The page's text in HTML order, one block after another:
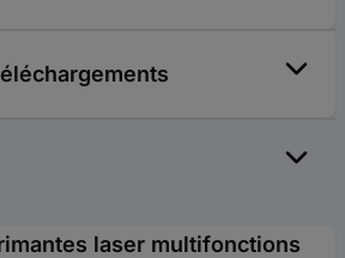
laser multifonctions